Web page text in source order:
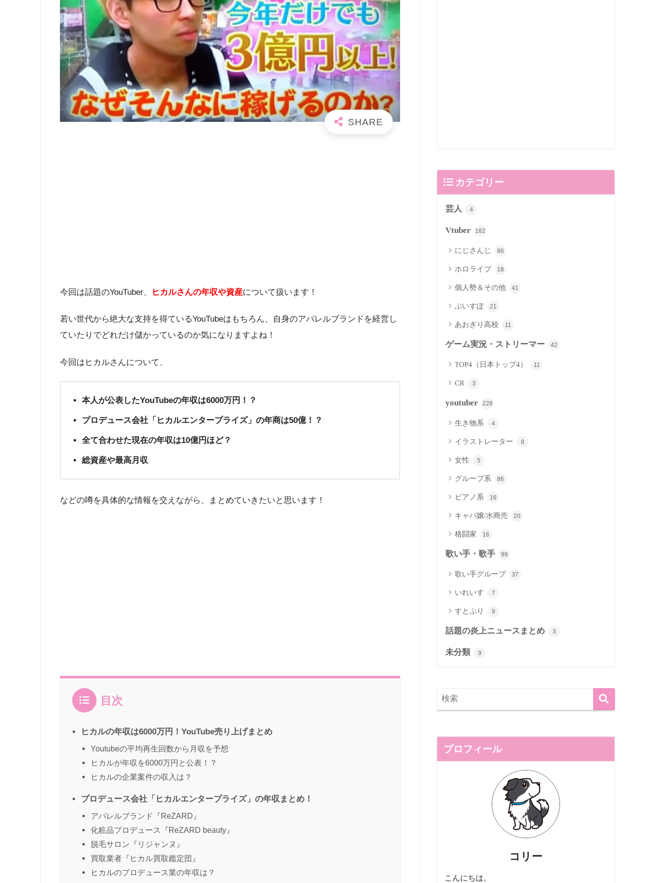
今回は話題のYouTuber、 ヒカルさんの年収や資産について扱います！
若い世代から絶大な支持を得ているYouTubeはもちろん、自身のアパレルブランドを経営し
ていたりでどれだけ儲かっているのか気になりますよね！
今回はヒカルさんについて、
本人が公表したYouTubeの年収は6000万円！？
プロデュース会社「ヒカルエンタープライズ」の年商は50億！？
全て合わせた現在の年収は10億円ほど？
総資産や最高月収
などの噂を具体的な情報を交えながら、まとめていきたいと思います！
目次
ヒカルの年収は6000万円！YouTube売り上げまとめ
Youtubeの平均再生回数から月収を予想
ヒカルが年収を6000万円と公表！？
ヒカルの企業案件の収入は？
プロデュース会社「ヒカルエンタープライズ」の年収まとめ！
アパレルブランド『ReZARD』
化粧品プロデュース『ReZARD beauty』
脱毛サロン『リジャンヌ』
買取業者『ヒカル買取鑑定団』
ヒカルのプロデュース業の年収は？
カテゴリー
芸人 4
Vtuber 182
にじさんじ 86
ホロライブ 18
個人勢＆その他 41
ぶいすぽ 21
あおぎり高校 11
ゲーム実況・ストリーマー 42
TOP4（日本トップ4） 11
CR 3
youtuber 228
生き物系 4
イラストレーター 8
女性 5
グループ系 86
ピアノ系 16
キャバ嬢/水商売 20
格闘家 16
歌い手・歌手 99
歌い手グループ 37
いれいす 7
すとぷり 9
話題の炎上ニュースまとめ 3
未分類 9
プロフィール
コリー
こんにちは。